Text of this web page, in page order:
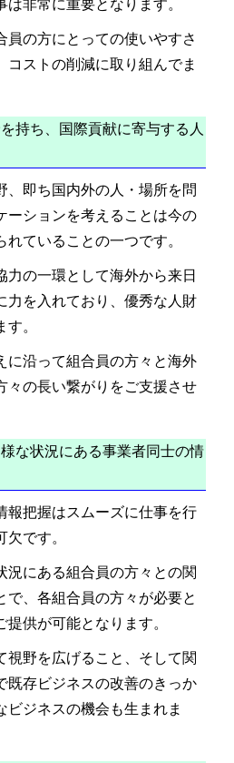
は非常に重要となります。
員の方にとっての使いやすさ
コストの削減に取り組んでま
持ち、国際貢献に寄与する人
、即ち国内外の人・場所を問
ーションを考えることは今の
れていることの一つです。
力の一環として海外から来日
力を入れており、優秀な人財
。
に沿って組合員の方々と海外
々の長い繋がりをご支援させ
な状況にある事業者同士の情
報把握はスムーズに仕事を行
欠です。
況にある組合員の方々との関
で、各組合員の方々が必要と
供が可能となります。
視野を広げること、そして関
既存ビジネスの改善のきっか
ビジネスの機会も生まれま